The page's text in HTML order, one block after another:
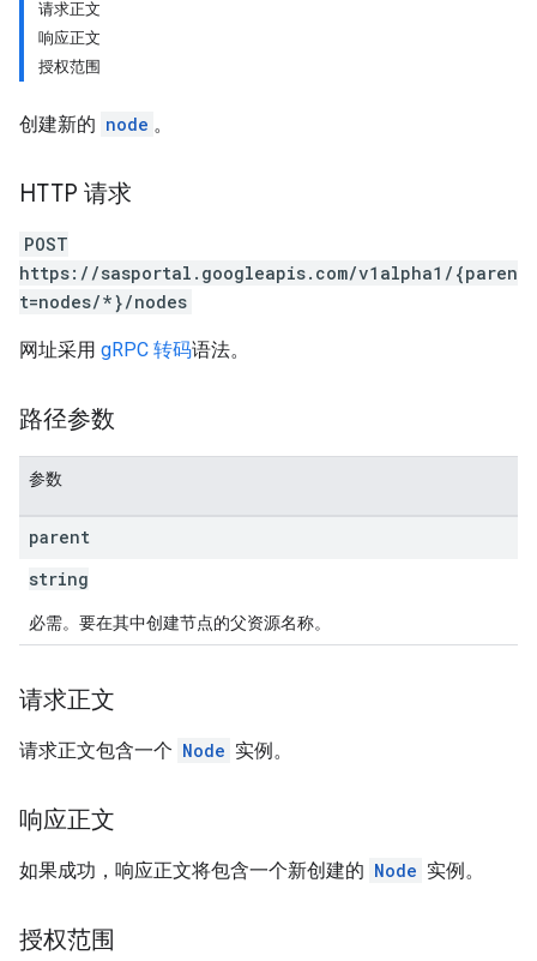
请求正文
响应正文
授权范围
创建新的 node 。
HTTP 请求
POST
https://sasportal.googleapis.com/v1alpha1/{paren
t=nodes/*}/nodes
网址采用 gRPC 转码语法。
路径参数
参数
parent
string
必需。要在其中创建节点的父资源名称。
请求正文
请求正文包含一个 Node 实例。
响应正文
如果成功，响应正文将包含一个新创建的 Node 实例。
授权范围